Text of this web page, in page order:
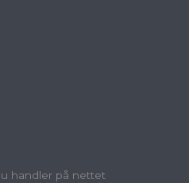
handler på nettet